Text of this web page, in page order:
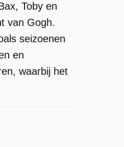
Toby en
van Gogh.
seizoenen
en
waarbij het